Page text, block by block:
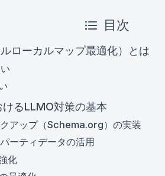
目次
ローカルマップ最適化）とは
るLLMO対策の基本
アップ（Schema.org）の実装
ーティデータの活用
化